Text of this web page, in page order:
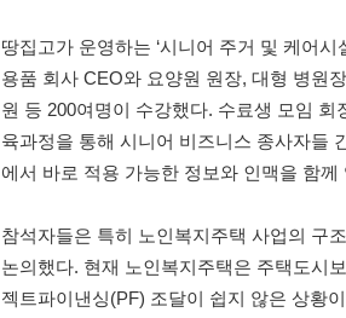
땅집고가 운영하는 ‘시니어 주거 및 케어
용품 회사 CEO와 요양원 원장, 대형 병원
원 등 200여명이 수강했다. 수료생 모임 회
육과정을 통해 시니어 비즈니스 종사자들
에서 바로 적용 가능한 정보와 인맥을 함
참석자들은 특히 노인복지주택 사업의 구
논의했다. 현재 노인복지주택은 주택도시
젝트파이낸싱(PF) 조달이 쉽지 않은 상황